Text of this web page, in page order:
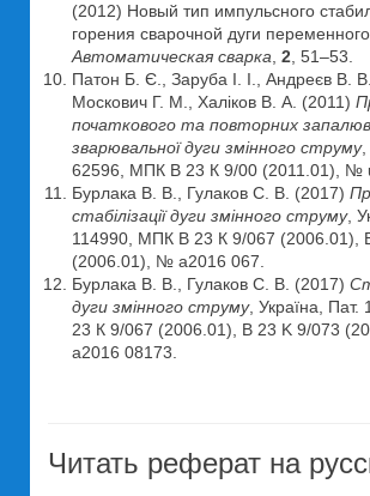
(2012) Новый тип импульсного
горения сварочной дуги переменного
Автоматическая сварка 2 , 51–53.
Патон Б. Є., Заруба І. І., Андреєв В.
Москович Г. М., Халіков В. А. (2011)
початкового та повторних
зварювальної дуги змінного струму,
62596, МПК В 23 К 9/00 (2011.01), №
Бурлака В. В., Гулаков С. В. (2017)
стабілізації дуги змінного струму,
114990, МПК В 23 К 9/067 (2006.01),
(2006.01), № а2016 067.
Бурлака В. В., Гулаков С. В. (2017)
дуги змінного струму, Украïна,
23 К 9/067 (2006.01), B 23 K 9/073
а2016 08173.
Читать реферат на